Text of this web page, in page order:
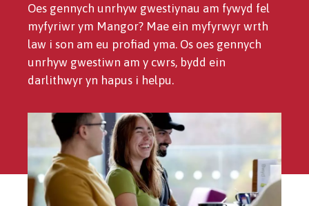
Oes gennych unrhyw gwestiynau am fywyd fel
myfyriwr ym Mangor? Mae ein myfyrwyr wrth
law i son am eu profiad yma. Os oes gennych
unrhyw gwestiwn am y cwrs, bydd ein
darlithwyr yn hapus i helpu.